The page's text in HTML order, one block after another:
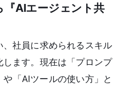
AIエージェント共
社員に求められるスキル
ます。現在は「プロンプ
や「AIツールの使い方」と